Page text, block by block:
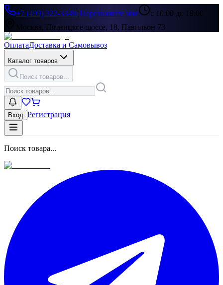
+7 (499) 322-33-86|Перезвоните мне
с 10:00 до 19:00
Москва, Пятницкое шоссе, 18, Павильон 73
ОплатаДоставка и Самовывоз
Каталог товаров
Поиск товаров...
Вход Регистрация
Поиск товара...